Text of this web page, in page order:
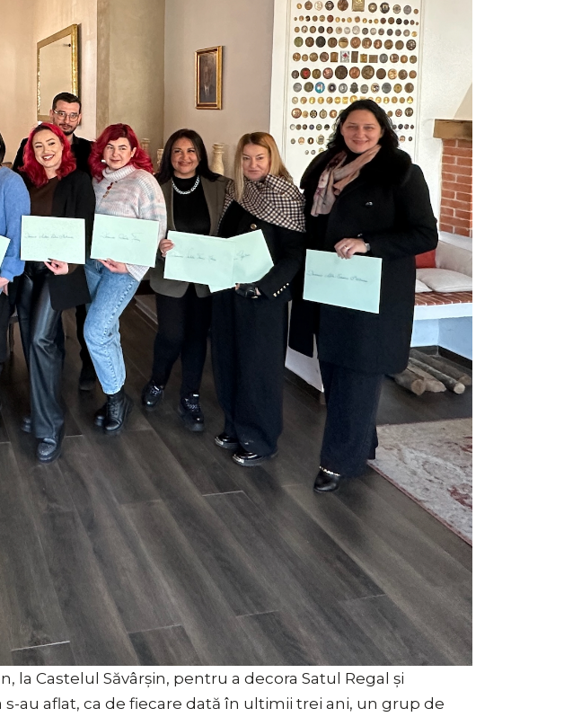
la Castelul Săvârșin, pentru a decora Satul Regal și
au aflat, ca de fiecare dată în ultimii trei ani, un grup de